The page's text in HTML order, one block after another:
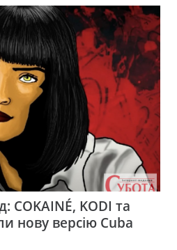
COKAINÉ, KODI та
нову версію Cuba